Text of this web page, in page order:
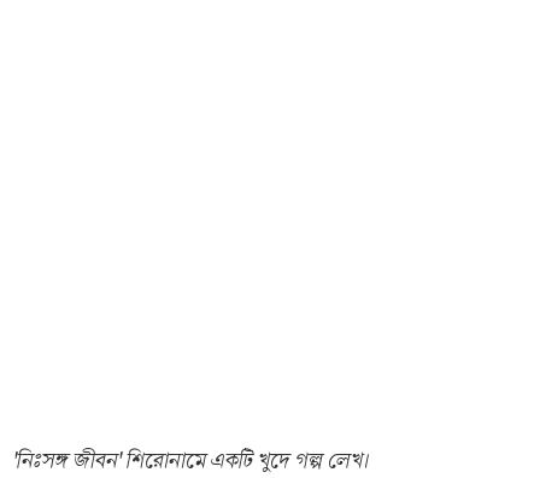
'নিঃসঙ্গ জীবন' শিরোনামে একটি খুদে গল্প লেখ।